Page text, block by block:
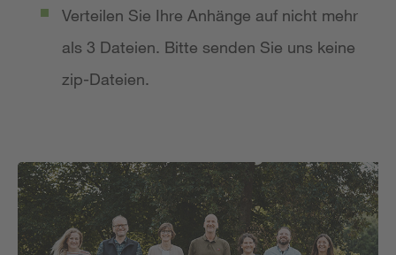
Verteilen Sie Ihre Anhänge auf nicht mehr
als 3 Dateien. Bitte senden Sie uns keine
zip-Dateien.